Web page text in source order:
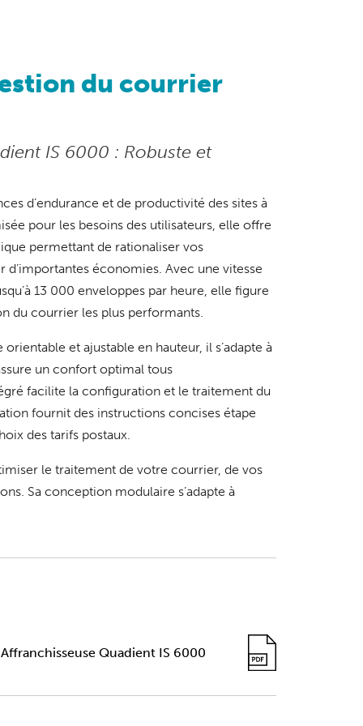
du courrier
IS 6000 : Robuste et
d’endurance et de productivité des sites à
pour les besoins des utilisateurs, elle offre
permettant de rationaliser vos
d’importantes économies. Avec une vitesse
13 000 enveloppes par heure, elle figure
du courrier les plus performants.
et ajustable en hauteur, il s’adapte à
un confort optimal tous
facilite la configuration et le traitement du
fournit des instructions concises étape
des tarifs postaux.
le traitement de votre courrier, de vos
Sa conception modulaire s’adapte à
Quadient IS 6000